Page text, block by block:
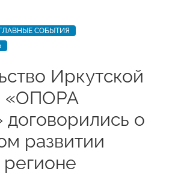
СОБЫТИЯ
Иркутской
«ОПОРА
о
развитии
регионе